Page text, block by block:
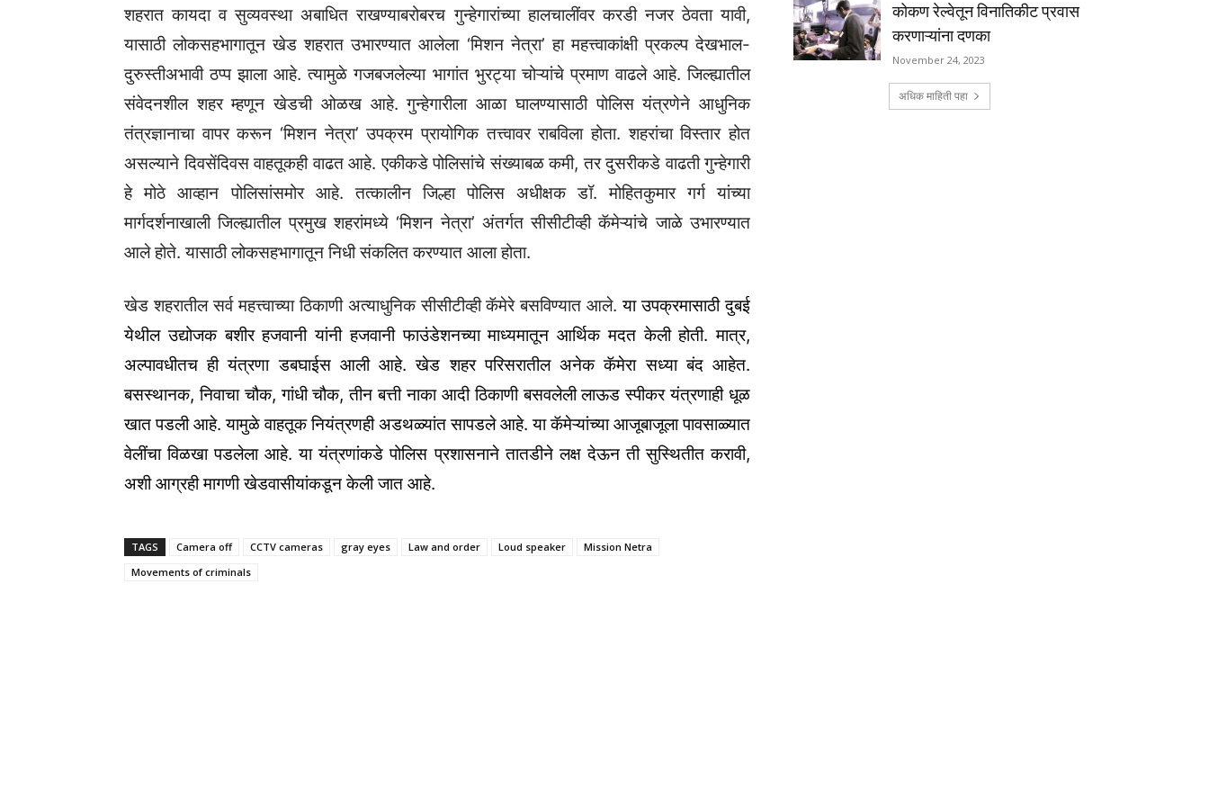
शहरात कायदा व सुव्यवस्था अबाधित राखण्याबरोबरच गुन्हेगारांच्या हालचालींवर करडी नजर ठेवता यावी,
यासाठी लोकसहभागातून खेड शहरात उभारण्यात आलेला ‘मिशन नेत्रा’ हा महत्त्वाकांक्षी प्रकल्प देखभाल-
दुरुस्तीअभावी ठप्प झाला आहे. त्यामुळे गजबजलेल्या भागांत भुरट्या चोऱ्यांचे प्रमाण वाढले आहे. जिल्ह्यातील
संवेदनशील शहर म्हणून खेडची ओळख आहे. गुन्हेगारीला आळा घालण्यासाठी पोलिस यंत्रणेने आधुनिक
तंत्रज्ञानाचा वापर करून ‘मिशन नेत्रा’ उपक्रम प्रायोगिक तत्त्वावर राबविला होता. शहरांचा विस्तार होत
असल्याने दिवसेंदिवस वाहतूकही वाढत आहे. एकीकडे पोलिसांचे संख्याबळ कमी, तर दुसरीकडे वाढती गुन्हेगारी
हे मोठे आव्हान पोलिसांसमोर आहे. तत्कालीन जिल्हा पोलिस अधीक्षक डॉ. मोहितकुमार गर्ग यांच्या
मार्गदर्शनाखाली जिल्ह्यातील प्रमुख शहरांमध्ये ‘मिशन नेत्रा’ अंतर्गत सीसीटीव्ही कॅमेऱ्यांचे जाळे उभारण्यात
आले होते. यासाठी लोकसहभागातून निधी संकलित करण्यात आला होता.
खेड शहरातील सर्व महत्त्वाच्या ठिकाणी अत्याधुनिक सीसीटीव्ही कॅमेरे बसविण्यात आले.या उपक्रमासाठी दुबई
येथील उद्योजक बशीर हजवानी यांनी हजवानी फाउंडेशनच्या माध्यमातून आर्थिक मदत केली होती. मात्र,
अल्पावधीतच ही यंत्रणा डबघाईस आली आहे.खेड शहर परिसरातील अनेक कॅमेरा सध्या बंद आहेत.
बसस्थानक, निवाचा चौक, गांधी चौक, तीन बत्ती नाका आदी ठिकाणी बसवलेली लाऊड स्पीकर यंत्रणाही धूळ
खात पडली आहे. यामुळे वाहतूक नियंत्रणही अडथळ्यांत सापडले आहे. या कॅमेऱ्यांच्या आजूबाजूला पावसाळ्यात
वेलींचा विळखा पडलेला आहे. या यंत्रणांकडे पोलिस प्रशासनाने तातडीने लक्ष देऊन ती सुस्थितीत करावी,
अशी आग्रही मागणी खेडवासीयांकडून केली जात आहे.
TAGS Camera off CCTV cameras gray eyes Law and order Loud speaker
Mission Netra
Movements of criminals
कोकण रेल्वेतून विनातिकीट प्रवास
करणाऱ्यांना दणका
November 24, 2023
अधिक माहिती पहा